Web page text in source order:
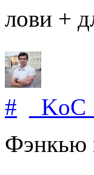
лови +
# _KoC_
Фэнкью